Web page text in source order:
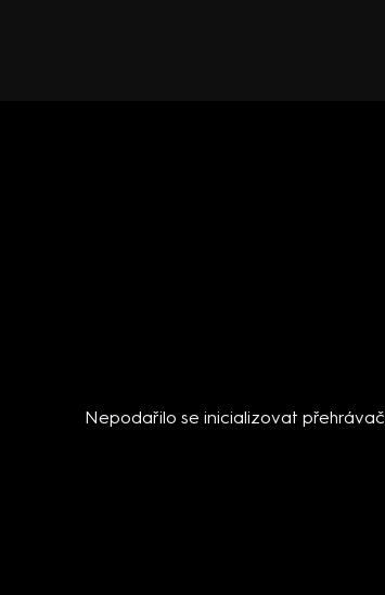
Nepodařilo se inicializovat přehrávač